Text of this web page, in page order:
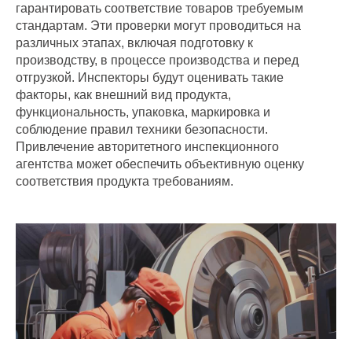
гарантировать соответствие товаров требуемым
стандартам. Эти проверки могут проводиться на
различных этапах, включая подготовку к
производству, в процессе производства и перед
отгрузкой. Инспекторы будут оценивать такие
факторы, как внешний вид продукта,
функциональность, упаковка, маркировка и
соблюдение правил техники безопасности.
Привлечение авторитетного инспекционного
агентства может обеспечить объективную оценку
соответствия продукта требованиям.